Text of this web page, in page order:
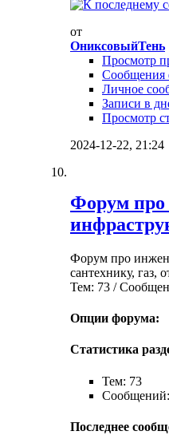
от
ОниксовыйТень
Просмотр
Сообщения
Личное
Записи в
Просмотр
2024-12-22, 21:24
Форум про
Форум про
сантехнику, газ,
Тем: 73 /
Опции форума:
Статистика
Тем: 73
Последнее